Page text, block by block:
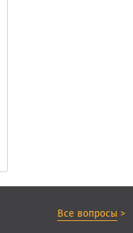
Все вопросы >